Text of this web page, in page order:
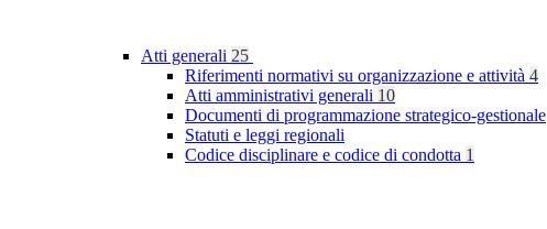
Atti generali 25
Riferimenti normativi su organizzazione e attività 4
Atti amministrativi generali 10
Documenti di programmazione strategico-gestionale
Statuti e leggi regionali
Codice disciplinare e codice di condotta 1